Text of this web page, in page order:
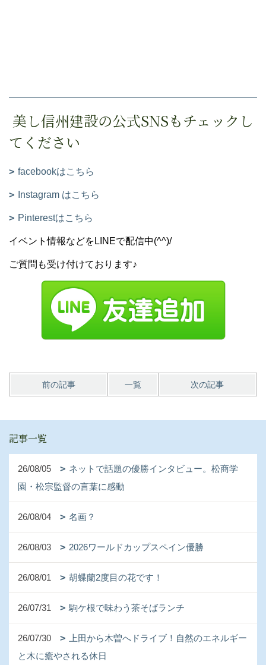
美し信州建設の公式SNSもチェックし
てください
facebookはこちら
Instagram はこちら
Pinterestはこちら
イベント情報などをLINEで配信中(^^)/
ご質問も受け付けております♪
前の記事 一覧 次の記事
記事一覧
26/08/05
ネットで話題の優勝インタビュー。松商学
園・松宗監督の言葉に感動
26/08/04 名画？
26/08/03 2026ワールドカップスペイン優勝
26/08/01 胡蝶蘭2度目の花です！
26/07/31 駒ケ根で味わう茶そばランチ
26/07/30
上田から木曽へドライブ！自然のエネルギー
と木に癒やされる休日